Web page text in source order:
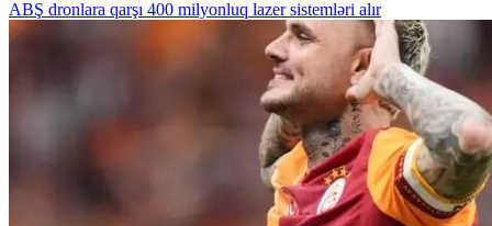
ABŞ dronlara qarşı 400 milyonluq lazer sistemləri alır